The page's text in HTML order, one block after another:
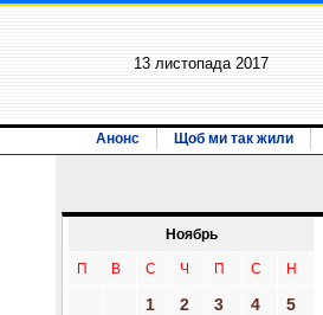
13 листопада 2017
Анонс Щоб ми так жили
Ноябрь
П В С Ч П С Н
1 2 3 4
5